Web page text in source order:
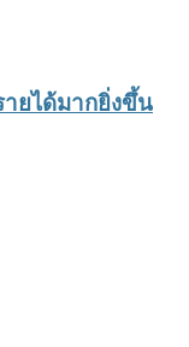
ยได้มากยิ่งขึ้น